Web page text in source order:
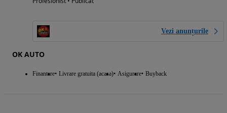
Vezi anunțurile
OK AUTO
Finantare Livrare gratuita (acasa) Asigurare Buyback